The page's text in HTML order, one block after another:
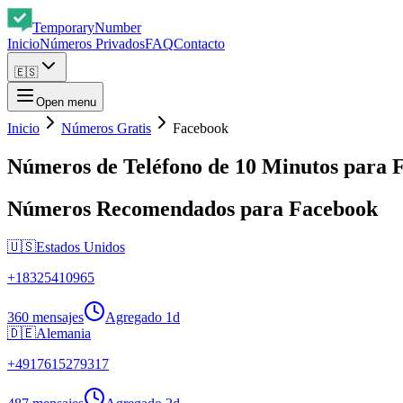
TemporaryNumber
InicioNúmeros PrivadosFAQContacto
🇪🇸
Open menu
Inicio Números Gratis Facebook
Números de Teléfono de 10 Minutos para
Números Recomendados para Facebook
🇺🇸Estados Unidos
+18325410965
360 mensajes Agregado 1d
🇩🇪Alemania
+4917615279317